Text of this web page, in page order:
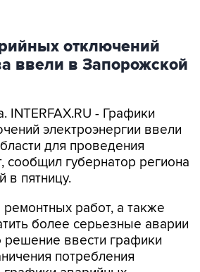
отключений
ввели в Запорожской
INTERFAX.RU - Графики
электроэнергии ввели
для проведения
сообщил губернатор региона
в пятницу.
работ, а также
более серьезные аварии
решение ввести графики
потребления